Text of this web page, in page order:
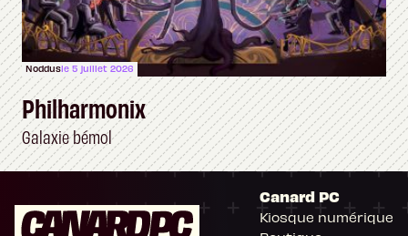
Noddusle 5 juillet 2026
Philharmonix
Galaxie bémol
Canard PC
Kiosque numérique